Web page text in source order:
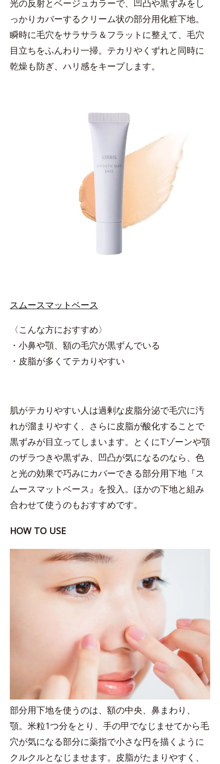
光の反射とベージュカラーで、凹凸や黒ずみをし
っかりカバーするクリーム状の部分用化粧下地。
瞬時に毛穴をサラサラ＆フラットに整えて、毛穴
目立ちをふんわり一掃。テカリやくずれと同時に
乾燥も防ぎ、ハリ感をキープします。
スムースマットベース
〈こんな方におすすめ〉
・小鼻や顎、額の毛穴が黒ずんでいる
・皮脂が多くてテカりやすい
肌がテカりやすい人は過剰な皮脂分泌で毛穴に汚
れが溜まりやすく、さらに皮脂が酸化することで
黒ずみが目立ってしまいます。とくにTゾーンや顎
のザラつきや黒ずみ、凹凸が気になるのなら、色
と光の効果で巧みにカバーできる部分用下地『ス
ムースマットベース』を投入。ほかの下地と組み
合わせて使うのもおすすめです。
HOW TO USE
部分用下地を使うのは、額の中央、鼻まわり、
顎。米粒1つ分をとり、手の甲でなじませてから毛
穴が気になる部分に薬指で小さな円を描くように
クルクルとなじませます。皮脂がたまりやすく、